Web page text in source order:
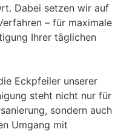
Dabei setzen wir auf
– für maximale
Ihrer täglichen
Eckpfeiler unserer
steht nicht nur für
sondern auch
Umgang mit